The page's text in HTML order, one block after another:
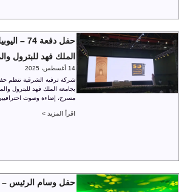
حفل دفعة
الملك فهد للبترول
14 أغسطس، 2025
بجامعة الملك فهد للبترول
مسرح، إضاءة وصوت
اقرأ المزيد >
حفل وسام الرئيس –